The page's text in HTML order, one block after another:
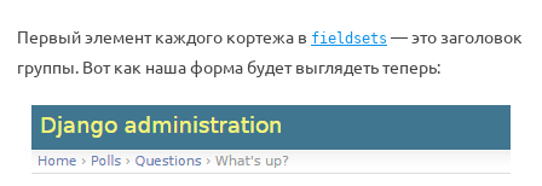
Первый элемент каждого кортежа в fieldsets — это заголовок
группы. Вот как наша форма будет выглядеть теперь: